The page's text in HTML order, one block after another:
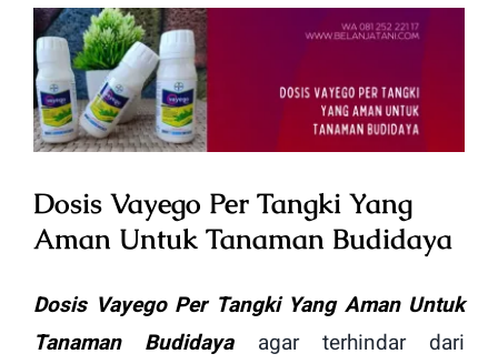
View
Larger
Image
Dosis Vayego Per Tangki Yang
Aman Untuk Tanaman Budidaya
Dosis Vayego Per Tangki Yang Aman Untuk
Tanaman Budidayaagar terhindar dari